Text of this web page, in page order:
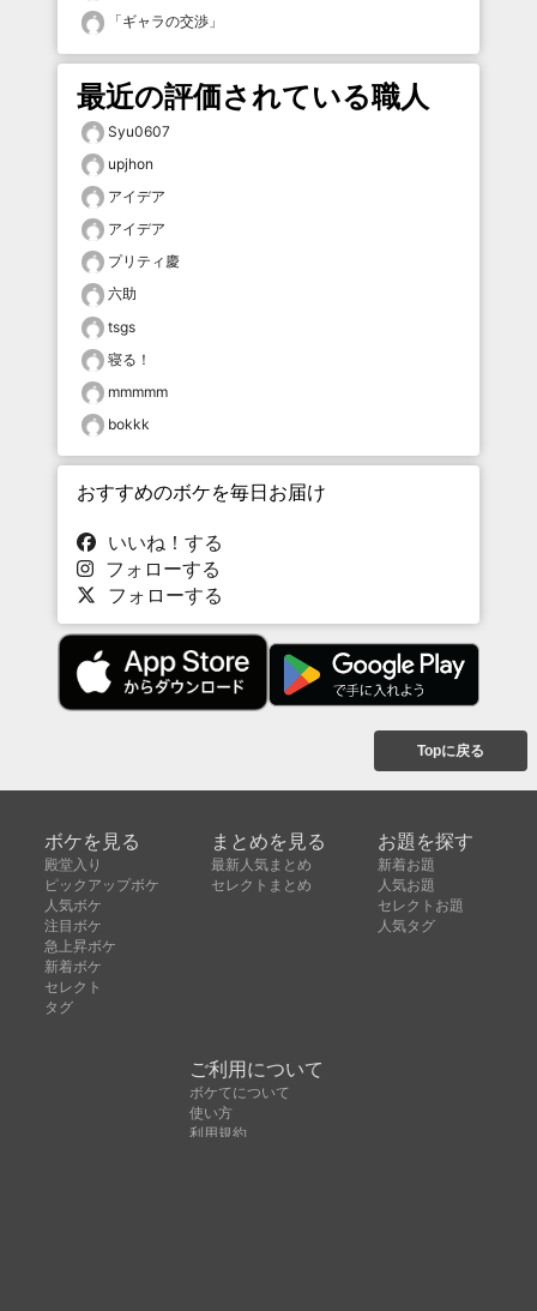
「ギャラの交渉 」
最近の評価されている職人
Syu0607
upjhon
アイデア
アイデア
プリティ慶
六助
tsgs
寝る！
mmmmm
bokkk
おすすめのボケを毎日お届け
いいね！する
フォローする
フォローする
Topに戻る
ボケを見る
殿堂入り
ピックアップボケ
人気ボケ
注目ボケ
急上昇ボケ
新着ボケ
セレクト
タグ
まとめを見る
最新人気まとめ
セレクトまとめ
お題を探す
新着お題
人気お題
セレクトお題
人気タグ
ご利用について
ボケてについて
使い方
利用規約